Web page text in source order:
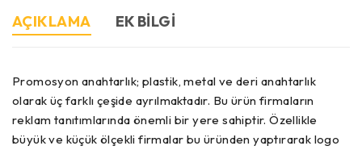
AÇIKLAMA EK BILGI
Promosyon anahtarlık; plastik, metal ve deri anahtarlık
olarak üç farklı çeşide ayrılmaktadır. Bu ürün firmaların
reklam tanıtımlarında önemli bir yere sahiptir. Özellikle
büyük ve küçük ölçekli firmalar bu üründen yaptırarak logo